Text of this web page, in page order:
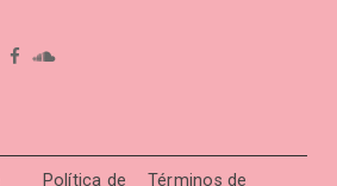
Política de Términos de